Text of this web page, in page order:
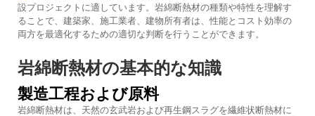
設プロジェクトに適しています。岩綿断熱材の種類や特性を理解す
ることで、建築家、施工業者、建物所有者は、性能とコスト効率の
両方を最適化するための適切な判断を行うことができます。
岩綿断熱材の基本的な知識
製造工程および原料
岩綿断熱材は、天然の玄武岩および再生鋼スラグを繊維状断熱材に